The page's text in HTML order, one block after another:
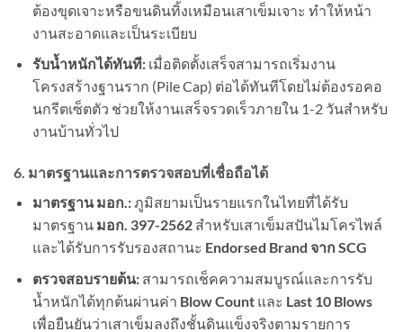
ต้องขุดเจาะหรือขนดินทิ้งเหมือนเสาเข็มเจาะ ทำให้หน้า
งานสะอาดและเป็นระเบียบ
รับน้ำหนักได้ทันที:เมื่อติดตั้งเสร็จสามารถเริ่มงาน
โครงสร้างฐานราก (Pile Cap) ต่อได้ทันทีโดยไม่ต้องรอคอ
นกรีตเซ็ตตัว ช่วยให้งานเสร็จรวดเร็วภายใน 1-2 วันสำหรับ
งานบ้านทั่วไป
6. มาตรฐานและการตรวจสอบที่เชื่อถือได้
มาตรฐาน มอก.:ภูมิสยามเป็นรายแรกในไทยที่ได้รับ
มาตรฐาน มอก. 397-2562สำหรับเสาเข็มสปันไมโครไพล์
และได้รับการรับรองสถานะ Endorsed Brand จาก SCG
ตรวจสอบรายต้น:สามารถเช็คความสมบูรณ์และการรับ
น้ำหนักได้ทุกต้นผ่านค่า Blow Countและ Last 10 Blows
เพื่อยืนยันว่าเสาเข็มลงถึงชั้นดินแข็งจริงตามรายการ